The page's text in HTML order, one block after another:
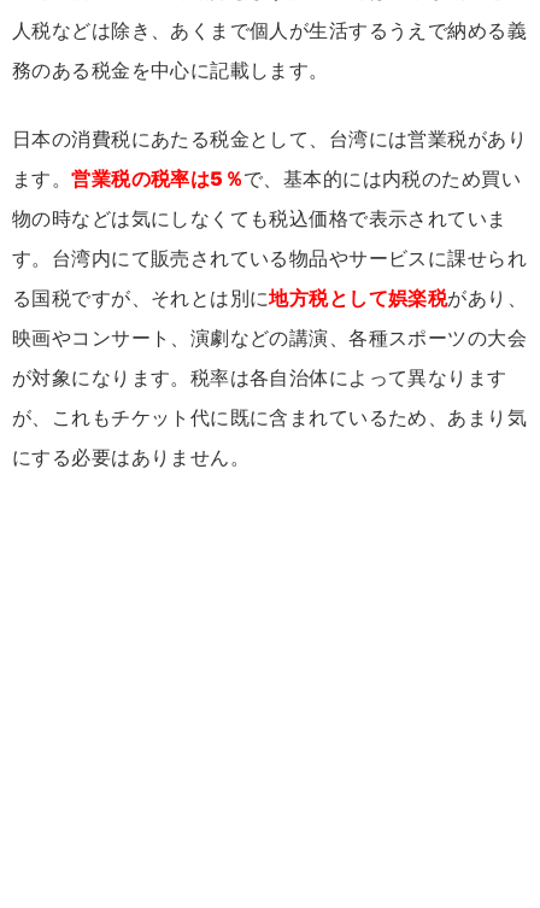
人税などは除き、あくまで個人が生活するうえで納める義
務のある税金を中心に記載します。
日本の消費税にあたる税金として、台湾には営業税があり
ます。営業税の税率は5％で、基本的には内税のため買い
物の時などは気にしなくても税込価格で表示されていま
す。台湾内にて販売されている物品やサービスに課せられ
る国税ですが、それとは別に地方税として娯楽税があり、
映画やコンサート、演劇などの講演、各種スポーツの大会
が対象になります。税率は各自治体によって異なります
が、これもチケット代に既に含まれているため、あまり気
にする必要はありません。